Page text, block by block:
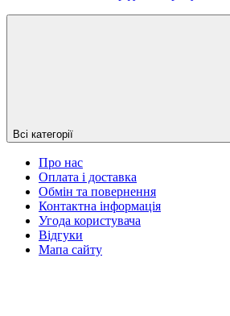
Всі категорії
Про нас
Оплата і доставка
Обмін та повернення
Контактна інформація
Угода користувача
Відгуки
Мапа сайту